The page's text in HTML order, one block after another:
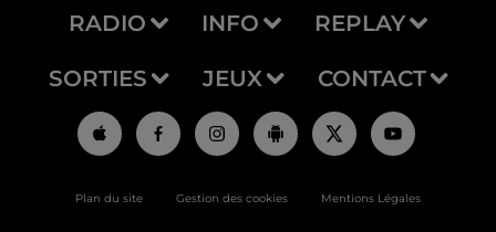
RADIO INFO REPLAY
SORTIES JEUX CONTACT
Plan du site Gestion des cookies Mentions Légales